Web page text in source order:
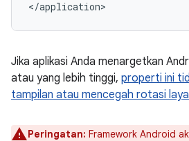
Jika aplikasi Anda menargetkan
atau yang lebih tinggi, properti ini
tampilan atau mencegah rotasi
Peringatan: Framework Android